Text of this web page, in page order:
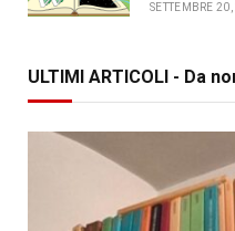
SETTEMBRE
ULTIMI ARTICOLI - Da